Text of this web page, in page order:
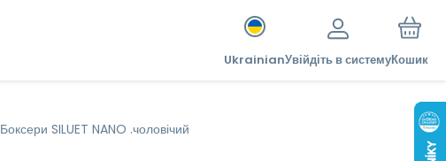
UkrainianУвійдіть в системуКошик
Боксери SILUET NANO .чоловічий